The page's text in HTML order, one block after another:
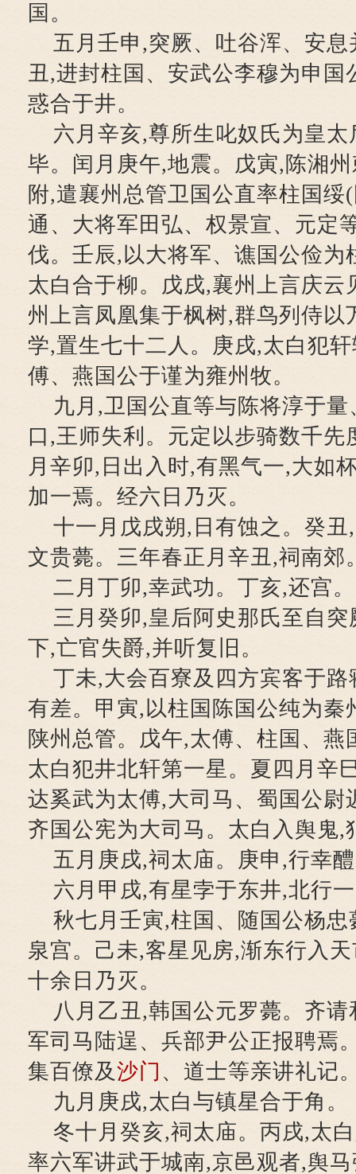
国。
五月壬申,突厥、吐谷浑、安
丑,进封柱国、安武公李穆为申国
惑合于井。
六月辛亥,尊所生叱奴氏为皇
毕。闰月庚午,地震。戊寅,陈湘
附,遣襄州总管卫国公直率柱国绥
通、大将军田弘、权景宣、元定
伐。壬辰,以大将军、谯国公俭为
太白合于柳。戊戌,襄州上言庆云
州上言凤凰集于枫树,群鸟列侍以
学,置生七十二人。庚戌,太白犯
傅、燕国公于谨为雍州牧。
九月,卫国公直等与陈将淳于
口,王师失利。元定以步骑数千先
月辛卯,日出入时,有黑气一,大如
加一焉。经六日乃灭。
十一月戊戌朔,日有蚀之。癸
文贵薨。三年春正月辛丑,祠南郊
二月丁卯,幸武功。丁亥,还宫。
三月癸卯,皇后阿史那氏至自
下,亡官失爵,并听复旧。
丁未,大会百寮及四方宾客于
有差。甲寅,以柱国陈国公纯为秦
陕州总管。戊午,太傅、柱国、燕
太白犯井北轩第一星。夏四月辛
达奚武为太傅,大司马、蜀国公尉
齐国公宪为大司马。太白入舆鬼,
五月庚戌,祠太庙。庚申,行幸
六月甲戌,有星孛于东井,北行
秋七月壬寅,柱国、随国公杨
泉宫。己未,客星见房,渐东行入
十余日乃灭。
八月乙丑,韩国公元罗薨。齐
军司马陆逞、兵部尹公正报聘焉
集百僚及 沙门 、道士等亲讲礼记
九月庚戌,太白与镇星合于角。
冬十月癸亥,祠太庙。丙戌,太
率六军讲武于城南,京邑观者,舆